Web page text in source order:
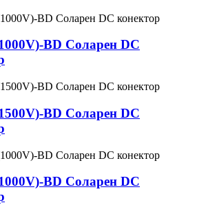
BD Соларен DC
BD Соларен DC
BD Соларен DC